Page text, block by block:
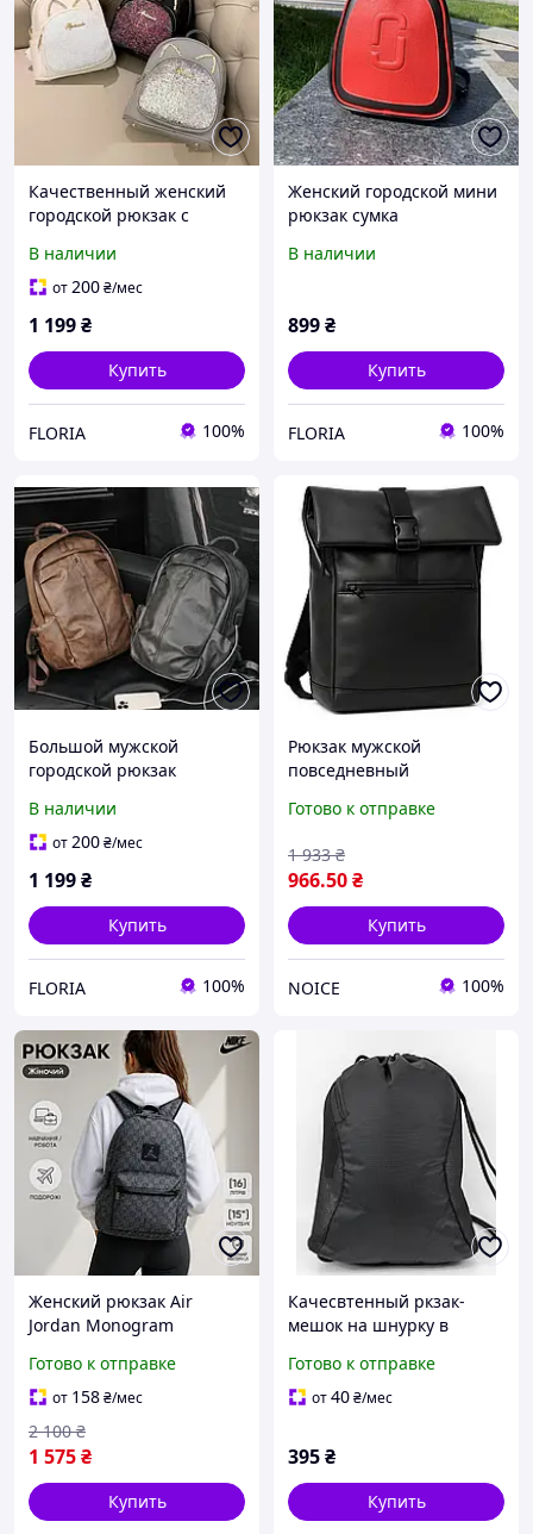
Качественный женский
городской рюкзак с
мини рюкзачок со
стразами ушами черный
В наличии
от200₴/мес
1 199₴
Купить
FLORIA 100%
Женский городской мини
рюкзак сумка
качественный рюкзачок
В наличии
899₴
Купить
FLORIA 100%
Большой мужской
городской рюкзак
В наличии
от200₴/мес
1 199₴
Купить
FLORIA 100%
Рюкзак мужской
повседневный
рюкзак прочный на
типа
Готово к отправке
966.50₴
1 933 ₴
Купить
NOICE 100%
Женский рюкзак Air
Jordan Monogram
классический серый
рюкзак для города и
путешествий рюкзак
Джордан
Готово к отправке
от 158₴/мес
1 575₴
2 100 ₴
Купить
Качесвтенный ркзак-
мешок на шнурку в
или города
Готово к отправке
от40₴/мес
395₴
Купить